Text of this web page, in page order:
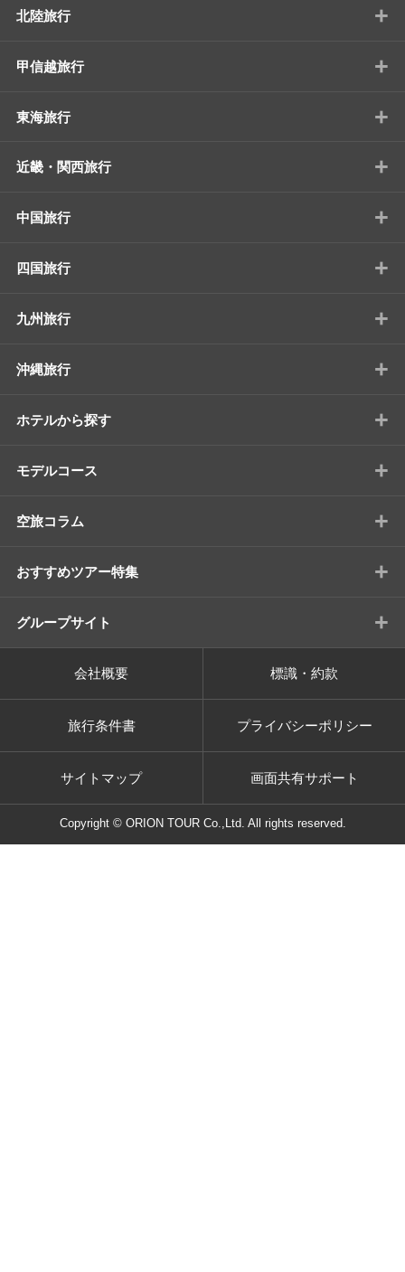
北陸旅行 +
甲信越旅行 +
東海旅行 +
近畿・関西旅行 +
中国旅行 +
四国旅行 +
九州旅行 +
沖縄旅行 +
ホテルから探す +
モデルコース +
空旅コラム +
おすすめツアー特集 +
グループサイト +
会社概要 標識・約款
旅行条件書 プライバシーポリシー
サイトマップ 画面共有サポート
Copyright © ORION TOUR Co.,Ltd. All rights reserved.